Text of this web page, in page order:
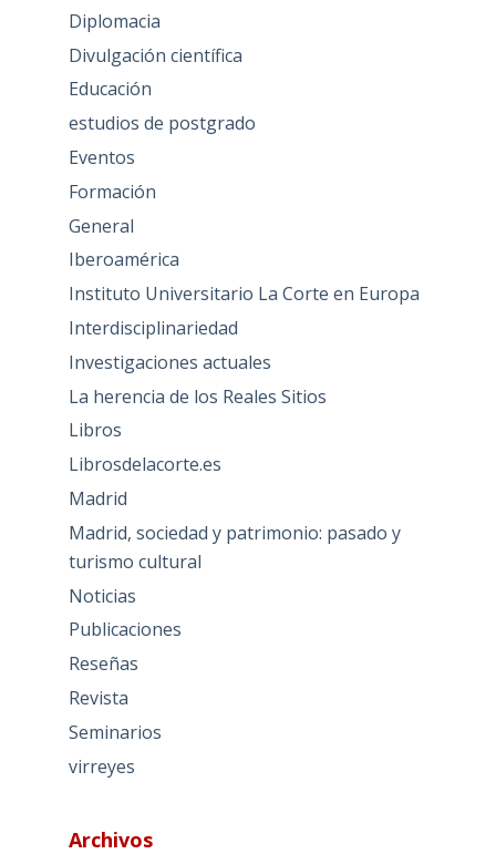
Diplomacia
Divulgación científica
Educación
estudios de postgrado
Eventos
Formación
General
Iberoamérica
Instituto Universitario La Corte en Europa
Interdisciplinariedad
Investigaciones actuales
La herencia de los Reales Sitios
Libros
Librosdelacorte.es
Madrid
Madrid, sociedad y patrimonio: pasado y
turismo cultural
Noticias
Publicaciones
Reseñas
Revista
Seminarios
virreyes
Archivos